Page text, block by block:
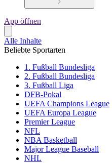
App öffnen
Alle Inhalte
Beliebte Sportarten
1. Fußball Bundesliga
2. Fußball Bundesliga
3. Fußball Liga
DFB-Pokal
UEFA Champions League
UEFA Europa League
Premier League
NFL
NBA Basketball
Major League Baseball
NHL